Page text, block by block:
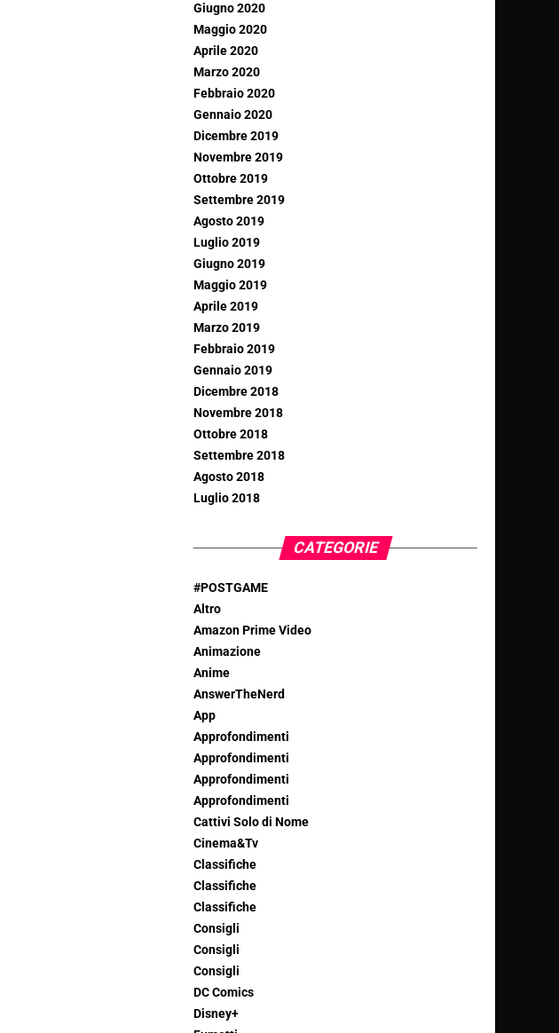
Giugno 2020
Maggio 2020
Aprile 2020
Marzo 2020
Febbraio 2020
Gennaio 2020
Dicembre 2019
Novembre 2019
Ottobre 2019
Settembre 2019
Agosto 2019
Luglio 2019
Giugno 2019
Maggio 2019
Aprile 2019
Marzo 2019
Febbraio 2019
Gennaio 2019
Dicembre 2018
Novembre 2018
Ottobre 2018
Settembre 2018
Agosto 2018
Luglio 2018
CATEGORIE
#POSTGAME
Altro
Amazon Prime Video
Animazione
Anime
AnswerTheNerd
App
Approfondimenti
Approfondimenti
Approfondimenti
Approfondimenti
Cattivi Solo di Nome
Cinema&Tv
Classifiche
Classifiche
Classifiche
Consigli
Consigli
Consigli
DC Comics
Disney+